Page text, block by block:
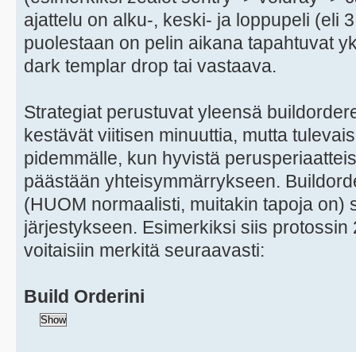
ajattelu on alku-, keski- ja loppupeli (eli
puolestaan on pelin aikana tapahtuvat
dark templar drop tai vastaava.
Strategiat perustuvat yleensä
kestävät viitisen minuuttia, mutta
pidemmälle, kun hyvistä
päästään yhteisymmärrykseen.
(HUOM normaalisti, muitakin tapoja on)
järjestykseen. Esimerkiksi siis protossin
voitaisiin merkitä seuraavasti:
Build Orderini